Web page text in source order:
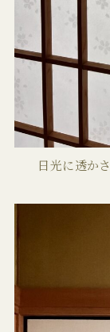
日光に透か